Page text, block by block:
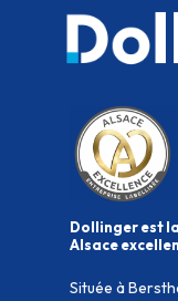
Dollinger est
Alsace
Située à